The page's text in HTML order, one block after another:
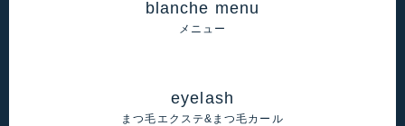
blanche menu
メニュー
eyelash
まつ毛エクステ&まつ毛カール